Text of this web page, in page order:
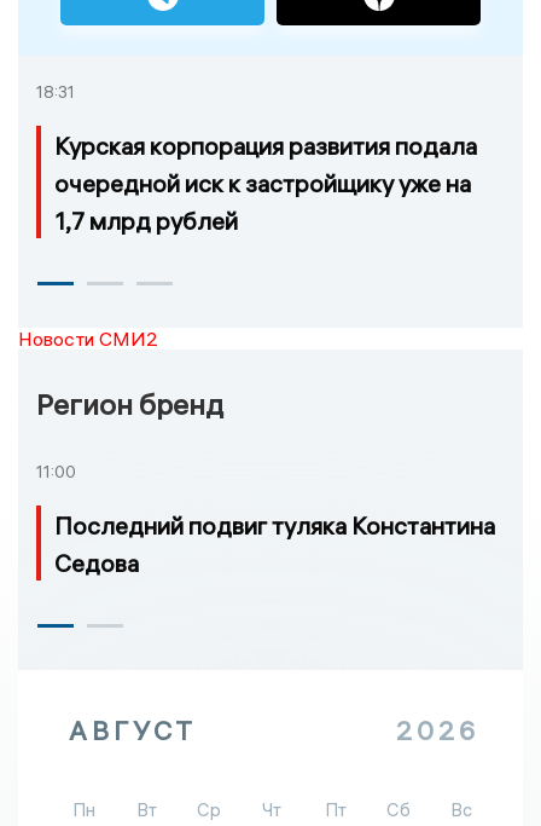
18:31
Курская корпорация развития подала
очередной иск к застройщику уже на
1,7 млрд рублей
Новости СМИ2
Регион бренд
11:00
Последний подвиг туляка Константина
Седова
АВГУСТ 2026
Пн Вт Ср Чт Пт Сб
Вс